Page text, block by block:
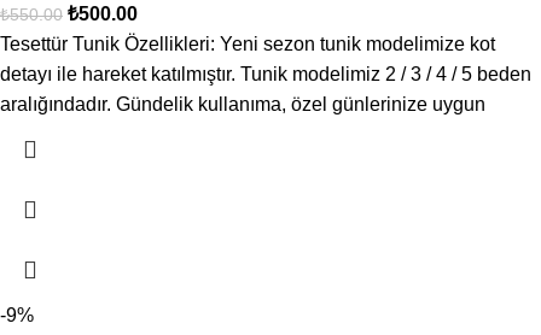
₺550.00 ₺500.00
Tesettür Tunik Özellikleri: Yeni sezon tunik modelimize kot
detayı ile hareket katılmıştır. Tunik modelimiz 2 / 3 / 4 / 5 beden
aralığındadır. Gündelik kullanıma, özel günlerinize uygun
-9%